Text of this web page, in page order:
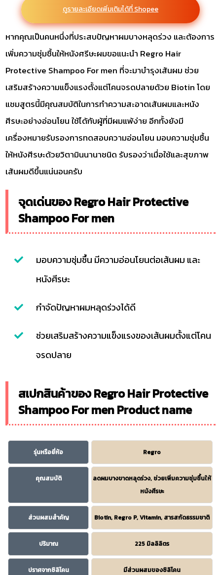
ดูรายละเอียดเพิ่มเติมได้ที่ Shopee
หากคุณเป็นคนหนึ่งที่ประสบปัญหาผมบางหลุดร่วง และต้องการ
เพิ่มความชุ่มชื้นให้หนังศรีษะผมขอแนะนำ Regro Hair
Protective Shampoo For men ที่จะมาบำรุงเส้นผม ช่วย
เสริมสร้างความแข็งแรงตั้งแต่โคนจรดปลายด้วย Biotin โดย
แชมสูตรนี้มีคุณสมบัติในการทำความสะอาดเส้นผมและหนัง
ศีรษะอย่างอ่อนโยน ใช้ได้กับผู้ที่มีผมแพ้ง่าย อีกทั้งยังมี
เครื่องหมายรับรองการทดสอบความอ่อนโยน มอบความชุ่มชื้น
ให้หนังศีรษะด้วยวิตามินนานาชนิด รับรองว่าเมื่อใช้และสุขภาพ
เส้นผมดีขึ้นแน่นอนครับ
จุดเด่นของ Regro Hair Protective
Shampoo For men
มอบความชุ่มชื้น มีความอ่อนโยนต่อเส้นผม และ
หนังศีรษะ
กำจัดปัญหาผมหลุดร่วงได้ดี
ช่วยเสริมสร้างความแข็งแรงของเส้นผมตั้งแต่โคน
จรดปลาย
สเปกสินค้าของ Regro Hair Protective
Shampoo For men Product name
รุ่นหรือยี่ห้อ Regro
คุณสมบัติ
ลดผมบางขาดหลุดร่วง, ช่วยเพิ่มความชุ่มชื้นให้
หนังศีรษะ
ส่วนผสมสำคัญ Biotin, Regro P, Vitamin, สารสกัดธรรมชาติ
ปริมาณ 225 มิลลิลิตร
ปราศจากซิลิโคน มีส่วนผสมของซิลิโคน